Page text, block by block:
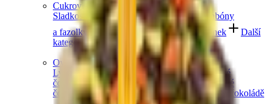
Cukrovinky a želé
Sladkosti bez cukru
Slaný karamelŽelé bonbóny
a fazolkyLékořice a pendreky Mix cukrovinek
Další
kategorie
Ovoce v čokoládě
Lyofilizované ovoce v čokoláděOvoce v hořké
čokoláděOvoce v mléčné čokoláděOvoce v bílé
čokoládě a jogurtu
Jablečné trubičky máčené v čokoládě